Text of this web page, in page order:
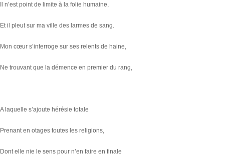
Il n’est point de limite à la folie humaine,
Et il pleut sur ma ville des larmes de sang.
Mon cœur s’interroge sur ses relents de haine,
Ne trouvant que la démence en premier du rang,
A laquelle s’ajoute hérésie totale
Prenant en otages toutes les religions,
Dont elle nie le sens pour n’en faire en finale